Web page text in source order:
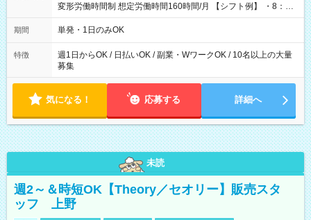
変形労働時間制 想定労働時間160時間/月 【シフト例】 ・8：00
～21：00
期間 単発・1日のみOK
特徴
週1日からOK / 日払いOK / 副業・WワークOK / 10名以上の大量
募集
気になる！ 応募する 詳細へ
未読
週2～＆時短OK【Theory／セオリー】販売スタ
ッフ 上野